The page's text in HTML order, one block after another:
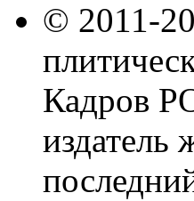
© 2011-
Кадров
издатель